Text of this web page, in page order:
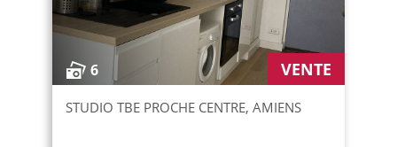
6 VENTE
STUDIO TBE PROCHE CENTRE, AMIENS